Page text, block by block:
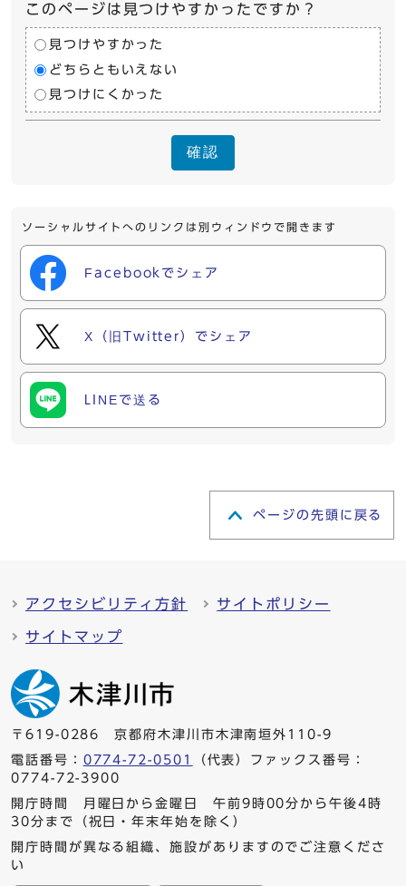
このページは見つけやすかったですか？
見つけやすかった
どちらともいえない
見つけにくかった
確認
ソーシャルサイトへのリンクは別ウィンドウで開きます
Facebookでシェア
X（旧Twitter）でシェア
LINEで送る
ページの先頭に戻る
アクセシビリティ方針 サイトポリシー
サイトマップ
〒619-0286 京都府木津川市木津南垣外110-9
電話番号： 0774-72-0501
（代表）ファックス番号：
0774-72-3900
開庁時間 月曜日から金曜日 午前9時00分から午後4時
30分まで（祝日・年末年始を除く）
開庁時間が異なる組織、施設がありますのでご注意くださ
い